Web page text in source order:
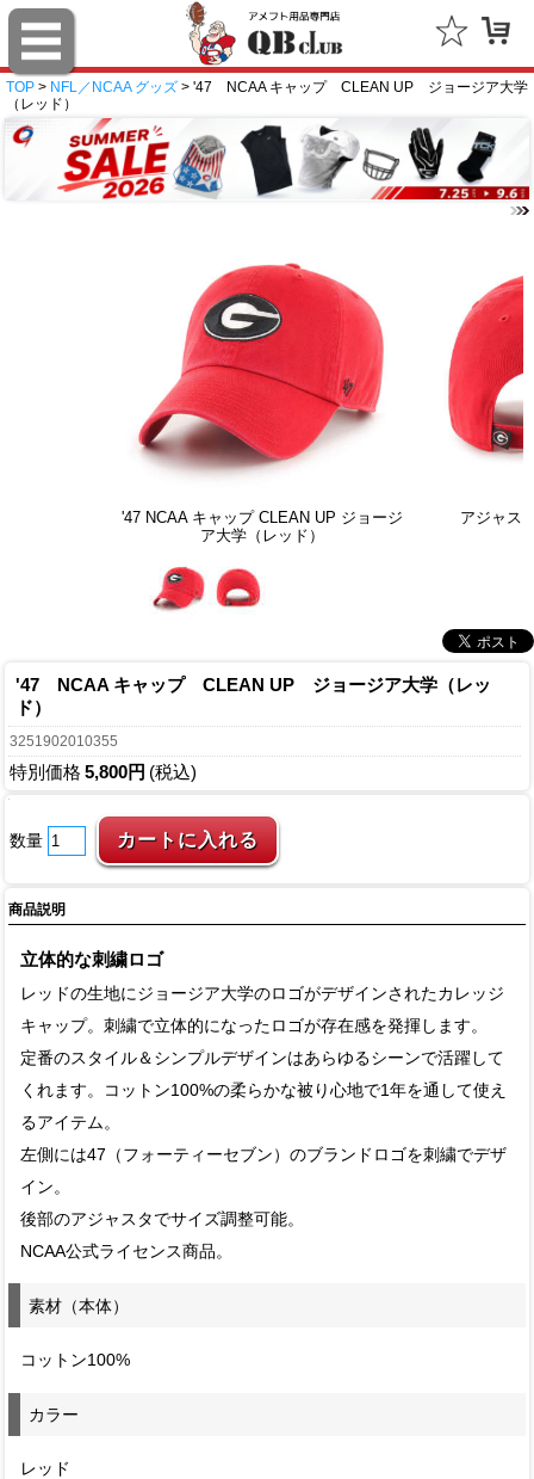
TOP > NFL／NCAA グッズ > '47 NCAA キャップ CLEAN UP ジョージア大学
（レッド）
'47 NCAA キャップ CLEAN UP ジョージ
ア大学（レッド）
アジャス
'47 NCAA キャップ CLEAN UP ジョージア大学（レッ
ド）
3251902010355
特別価格 5,800円 (税込)
数量
商品説明
立体的な刺繍ロゴ
レッドの生地にジョージア大学のロゴがデザインされたカレッジ
キャップ。刺繍で立体的になったロゴが存在感を発揮します。
定番のスタイル＆シンプルデザインはあらゆるシーンで活躍して
くれます。コットン100%の柔らかな被り心地で1年を通して使え
るアイテム。
左側には47（フォーティーセブン）のブランドロゴを刺繍でデザ
イン。
後部のアジャスタでサイズ調整可能。
NCAA公式ライセンス商品。
素材（本体）
コットン100%
カラー
レッド